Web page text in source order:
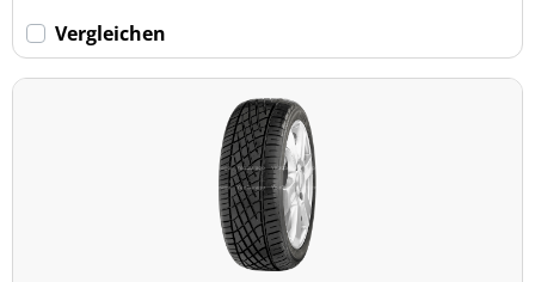
Keine Run-flat (2)
Vergleichen